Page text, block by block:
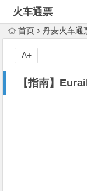
火车通票
首页 丹麦火车通
【指南】
A+